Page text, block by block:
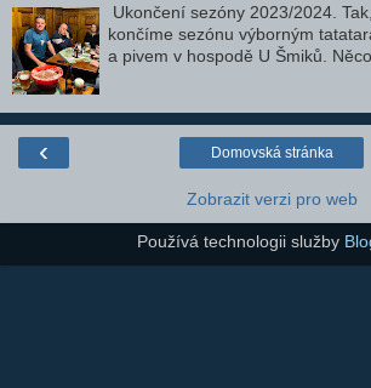
Ukončení sezóny 2023/2024.
končíme sezónu výborným
a pivem v hospodě U Šmiků.
‹ Domovská stránka
Zobrazit verzi pro web
Používá technologii služby